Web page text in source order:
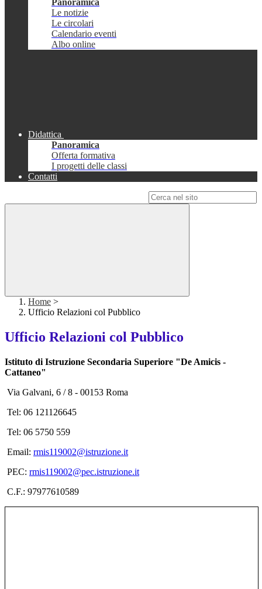
Panoramica
Le notizie
Le circolari
Calendario eventi
Albo online
Didattica
Panoramica
Offerta formativa
I progetti delle classi
Contatti
Home >
Ufficio Relazioni col Pubblico
Ufficio Relazioni col Pubblico
Istituto di Istruzione Secondaria Superiore "De Amicis -
Cattaneo"
Via Galvani, 6 / 8 - 00153 Roma
Tel: 06 121126645
Tel: 06 5750 559
Email: rmis119002@istruzione.it
PEC: rmis119002@pec.istruzione.it
C.F.: 97977610589